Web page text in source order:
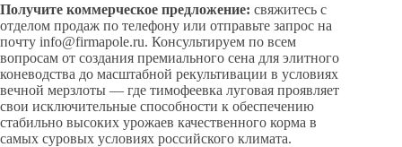
Получите коммерческое предложение: свяжитесь с
отделом продаж по телефону или отправьте запрос на
почту info@firmapole.ru. Консультируем по всем
вопросам от создания премиального сена для элитного
коневодства до масштабной рекультивации в условиях
вечной мерзлоты — где тимофеевка луговая проявляет
свои исключительные способности к обеспечению
стабильно высоких урожаев качественного корма в
самых суровых условиях российского климата.